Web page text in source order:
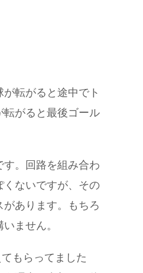
転がると途中でト
転がると最後ゴール
。回路を組み合わ
ないですが、その
あります。もちろ
ません。
もらってました